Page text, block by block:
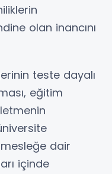
olan inancını
teste dayalı
eğitim
mesleğe dair
içinde